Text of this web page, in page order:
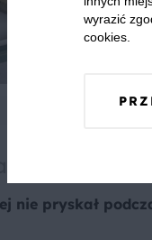
nie pryskał
wyrazić
cookies.